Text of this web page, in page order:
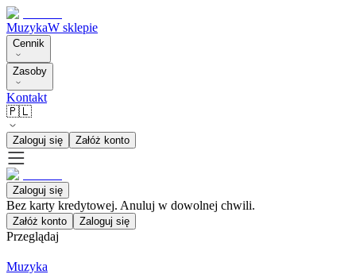
MuzykaW sklepie
Cennik
Zasoby
Kontakt
🇵🇱
Zaloguj się Załóż konto
Zaloguj się
Bez karty kredytowej. Anuluj w dowolnej chwili.
Załóż konto Zaloguj się
Przeglądaj
Muzyka